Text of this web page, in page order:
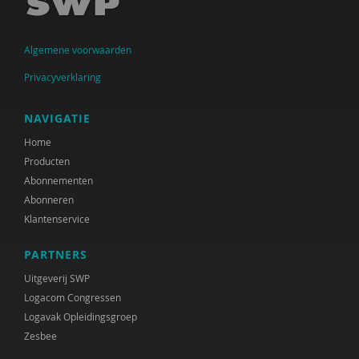
J. Beernink-Wissink
Ferdi Bekken
Ferdi Bekken en Gerda de Groot
Frank van den Berg
Victor van den Bersselaar
Niels Bloembergen
Anne Boer
Josephine Boertjens
Marjan Boertjes
Marjanne Boesenkool
Algemene voorwaarden
Privacyverklaring
NAVIGATIE
Home
Producten
Abonnementen
Abonneren
Klantenservice
PARTNERS
Uitgeverij SWP
Logacom Congressen
Logavak Opleidingsgroep
Zesbee